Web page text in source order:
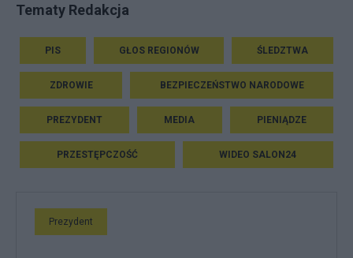
Tematy Redakcja
PIS GŁOS REGIONÓW ŚLEDZTWA
ZDROWIE BEZPIECZEŃSTWO NARODOWE
PREZYDENT MEDIA PIENIĄDZE
PRZESTĘPCZOŚĆ WIDEO SALON24
Prezydent